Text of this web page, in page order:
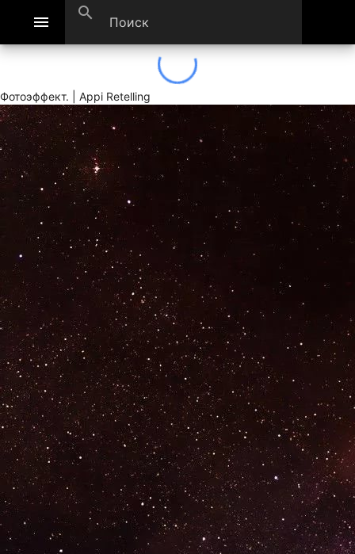
menu search
Фотоэффект. | Appi Retelling